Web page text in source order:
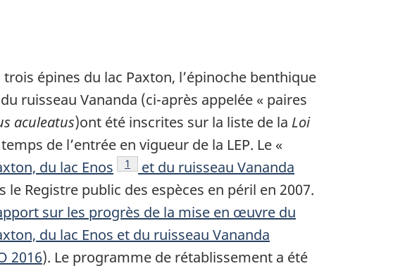
épines du lac Paxton, l’épinoche benthique
ruisseau Vananda (ci-après appelée « paires
aculeatus)ont été inscrites sur la liste de la Loi
de l’entrée en vigueur de la LEP. Le «
du lac Enos
Note de bas de page
1
et du ruisseau Vananda
Registre public des espèces en péril en 2007.
sur les progrès de la mise en œuvre du
du lac Enos et du ruisseau Vananda
2016). Le programme de rétablissement a été